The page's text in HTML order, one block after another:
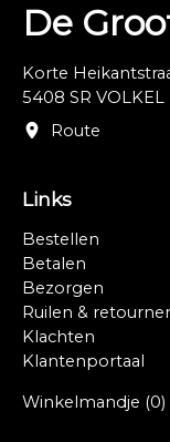
De
Korte
5408 SR VOLKEL
Route
Links
Bestellen
Betalen
Bezorgen
Ruilen &
Klachten
Klantenportaal
Winkelmandje (0)